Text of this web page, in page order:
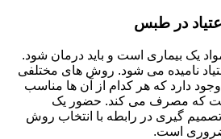
در طبس
یک بیماری است و باید درمان شود.
نامیده می شود. روش های مختلفی
دارد که هر کدام از آن ها مناسب
که مصرف می کند. حضور یک
گیری در رابطه با انتخاب روش
ضروری است.